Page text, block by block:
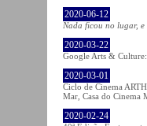
2020-06-12
Nada ficou no lugar,
2020-03-22
Google Arts &
2020-03-01
Ciclo de Cinema
Mar, Casa do Cinema
2020-02-24